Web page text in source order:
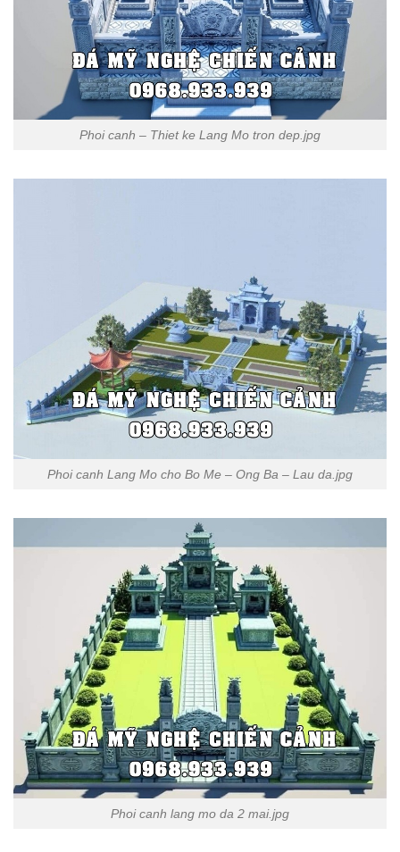
Phoi canh – Thiet ke Lang Mo tron dep.jpg
Phoi canh Lang Mo cho Bo Me – Ong Ba – Lau da.jpg
Phoi canh lang mo da 2 mai.jpg